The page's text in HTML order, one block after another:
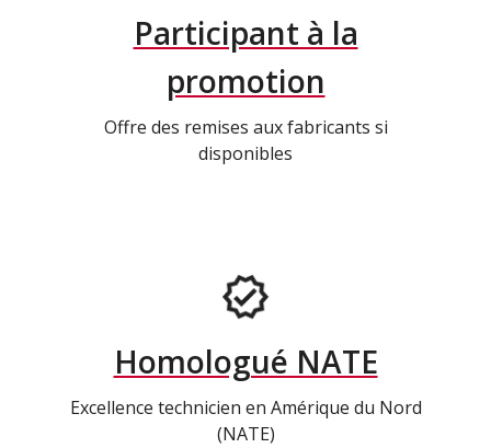
Participant à la
promotion
Offre des remises aux fabricants si
disponibles
Homologué NATE
Excellence technicien en Amérique du Nord
(NATE)